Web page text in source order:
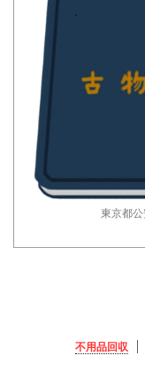
東京都
不用品回収